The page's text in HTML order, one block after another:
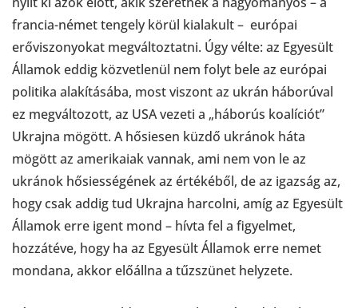
francia-német tengely körül kialakult – európai
erőviszonyokat megváltoztatni. Úgy vélte: az Egyesült
Államok eddig közvetlenül nem folyt bele az európai
politika alakításába, most viszont az ukrán háborúval
ez megváltozott, az USA vezeti a „háborús koalíciót”
Ukrajna mögött. A hősiesen küzdő ukránok háta
mögött az amerikaiak vannak, ami nem von le az
ukránok hősiességének az értékéből, de az igazság az,
hogy csak addig tud Ukrajna harcolni, amíg az Egyesült
Államok erre igent mond – hívta fel a figyelmet,
hozzátéve, hogy ha az Egyesült Államok erre nemet
mondana, akkor előállna a tűzszünet helyzete.